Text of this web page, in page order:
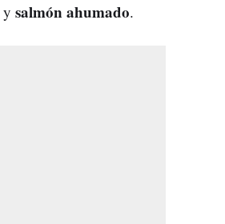
y salmón ahumado.